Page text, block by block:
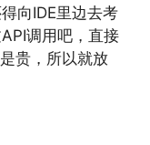
向IDE里边去考
调用吧，直接
贵，所以就放